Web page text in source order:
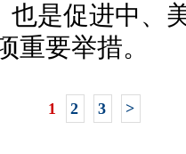
也是促进中、
重要举措。
1 2 3 >